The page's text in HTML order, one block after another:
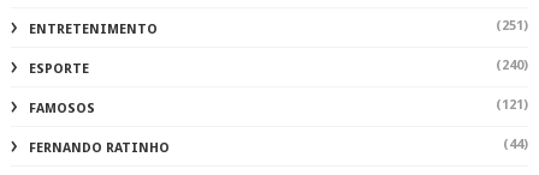
ENTRETENIMENTO (251)
ESPORTE (240)
FAMOSOS (121)
FERNANDO RATINHO (44)